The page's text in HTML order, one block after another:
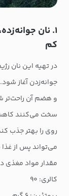
۱. نان
کم
در تهیه این نان
جوانه‌زدن آغاز
و هضم آن راحت‌تر
سخت می‌کنند
روی را بهتر جذب
می‌تواند پس از
مقدار مواد مغذی در یک برش ۴۰
کالری: ۹۰